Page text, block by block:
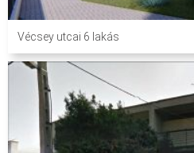
Vécsey utcai 6 lakás